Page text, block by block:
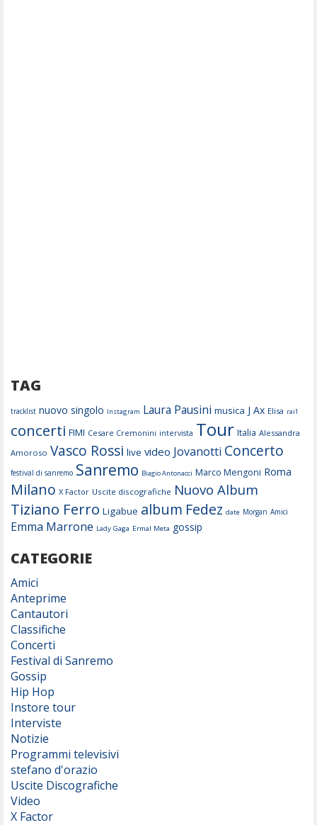
TAG
tracklist nuovo singolo Instagram Laura Pausini musica J Ax Elisa rai1
concerti FIMI Cesare Cremonini intervista Tour Italia Alessandra
Amoroso Vasco Rossi live video Jovanotti Concerto
festival di sanremo Sanremo Biagio Antonacci Marco Mengoni Roma
Milano X Factor Uscite discografiche Nuovo Album
Tiziano Ferro Ligabue album Fedez date Morgan Amici
Emma Marrone Lady Gaga Ermal Meta gossip
CATEGORIE
Amici
Anteprime
Cantautori
Classifiche
Concerti
Festival di Sanremo
Gossip
Hip Hop
Instore tour
Interviste
Notizie
Programmi televisivi
stefano d'orazio
Uscite Discografiche
Video
X Factor